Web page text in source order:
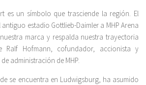
es un símbolo que trasciende la región. El
estadio Gottlieb-Daimler a MHP Arena
marca y respalda nuestra trayectoria
Ralf Hofmann, cofundador, accionista y
administración de MHP.
se encuentra en Ludwigsburg, ha asumido